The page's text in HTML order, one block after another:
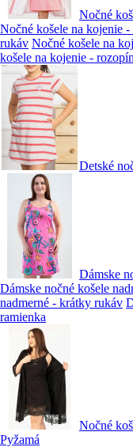
Nočné
Nočné košele na kojenie
rukáv Nočné košele na
košele na kojenie -
Detské
Dámske
Dámske nočné košele
nadmerné - krátky rukáv
ramienka
Nočné
Pyžamá